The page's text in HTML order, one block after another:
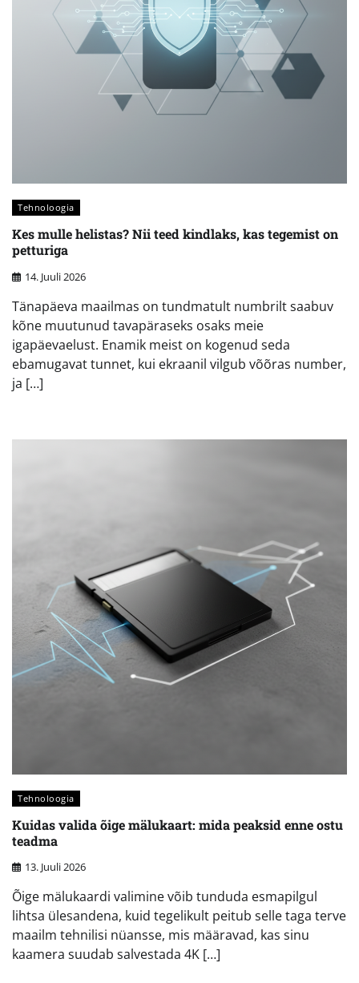
Tehnoloogia
Kes mulle helistas? Nii teed kindlaks, kas tegemist on
petturiga
14. Juuli 2026
Tänapäeva maailmas on tundmatult numbrilt saabuv
kõne muutunud tavapäraseks osaks meie
igapäevaelust. Enamik meist on kogenud seda
ebamugavat tunnet, kui ekraanil vilgub võõras number,
ja […]
Tehnoloogia
Kuidas valida õige mälukaart: mida peaksid enne ostu
teadma
13. Juuli 2026
Õige mälukaardi valimine võib tunduda esmapilgul
lihtsa ülesandena, kuid tegelikult peitub selle taga terve
maailm tehnilisi nüansse, mis määravad, kas sinu
kaamera suudab salvestada 4K […]